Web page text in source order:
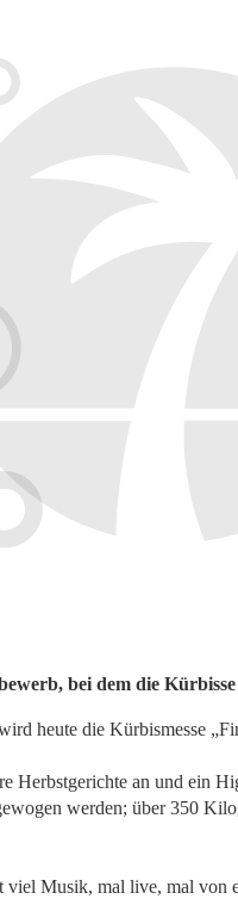
bei dem die
heute die Kürbismesse
Herbstgerichte an und ein
werden; über 350
viel Musik, mal live, mal von